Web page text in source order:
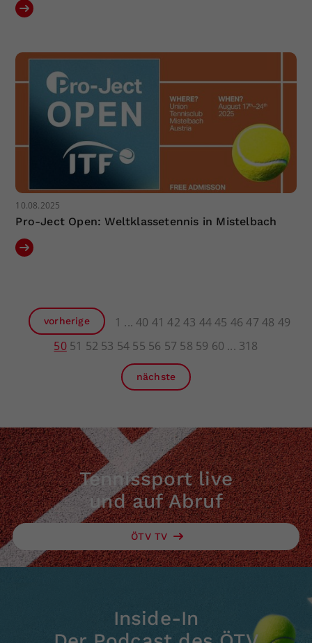
10.08.2025
Pro-Ject Open: Weltklassetennis in Mistelbach
vorherige 1 40 41 42 43 4445 46 47 48 49
50 51 52 53 54 55 56 57 58 59 60 318
nächste
Tennissport live
und auf Abruf
ÖTV TV
Inside-In